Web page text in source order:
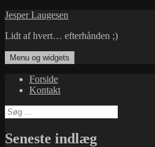
Hop
indhold
Jesper Laugesen
Lidt af hvert… efterhånden ;)
Menu og widgets
Forside
Kontakt
Søg
efter:
Seneste indlæg